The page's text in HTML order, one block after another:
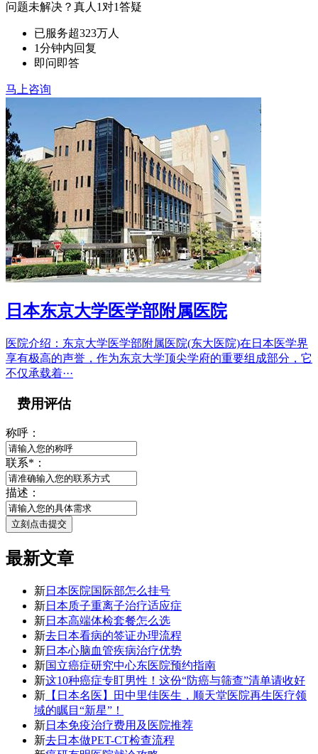
问题未解决？真人1对1答疑
已服务超323万人
1分钟内回复
即问即答
马上咨询
日本东京大学医学部附属医院
医院介绍： 东京大学医学部附属医院(东大医院)在日本医学界
享有极高的声誉，作为东京大学顶尖学府的重要组成部分，它
不仅承载着···
费用评估
称呼：
联系* ：
描述：
立刻点击提交
最新文章
新日本医院国际部怎么挂号
新日本质子重离子治疗适应症
新日本高端体检套餐怎么选
新去日本看病的签证办理流程
新日本心脑血管疾病治疗优势
新国立癌症研究中心东医院预约指南
新这10种癌症专盯男性！这份“防癌与筛查”清单请收好
新 【日本名医】田中里佳医生，顺天堂医院再生医疗领
域的瞩目“新星”！
新日本免疫治疗费用及医院推荐
新去日本做PET-CT检查流程